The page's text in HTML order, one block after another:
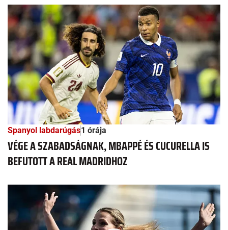
Spanyol labdarúgás1 órája
VÉGE A SZABADSÁGNAK, MBAPPÉ ÉS CUCURELLA IS
BEFUTOTT A REAL MADRIDHOZ